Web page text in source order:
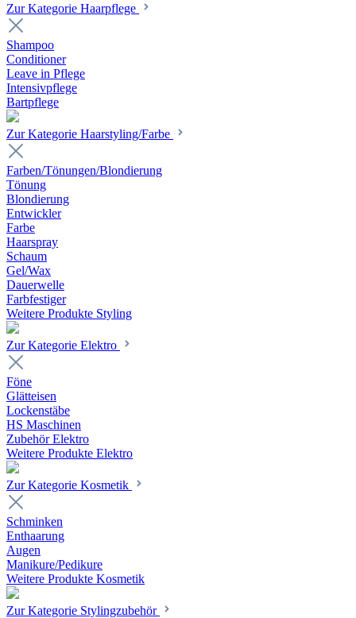
Zur Kategorie Haarpflege
Shampoo
Conditioner
Leave in Pflege
Intensivpflege
Bartpflege
Zur Kategorie Haarstyling/Farbe
Farben/Tönungen/Blondierung
Tönung
Blondierung
Entwickler
Farbe
Haarspray
Schaum
Gel/Wax
Dauerwelle
Farbfestiger
Weitere Produkte Styling
Zur Kategorie Elektro
Föne
Glätteisen
Lockenstäbe
HS Maschinen
Zubehör Elektro
Weitere Produkte Elektro
Zur Kategorie Kosmetik
Schminken
Enthaarung
Augen
Manikure/Pedikure
Weitere Produkte Kosmetik
Zur Kategorie Stylingzubehör